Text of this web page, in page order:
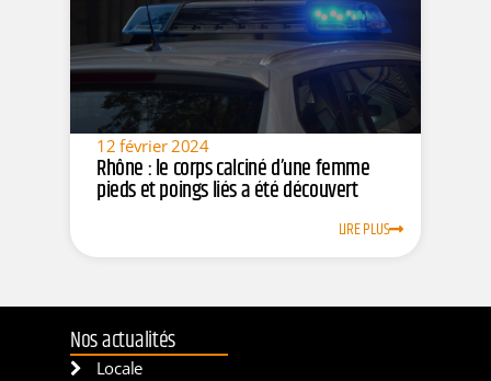
12 février 2024
Rhône : le corps calciné d’une femme
pieds et poings liés a été découvert
LIRE PLUS
Nos actualités
Locale